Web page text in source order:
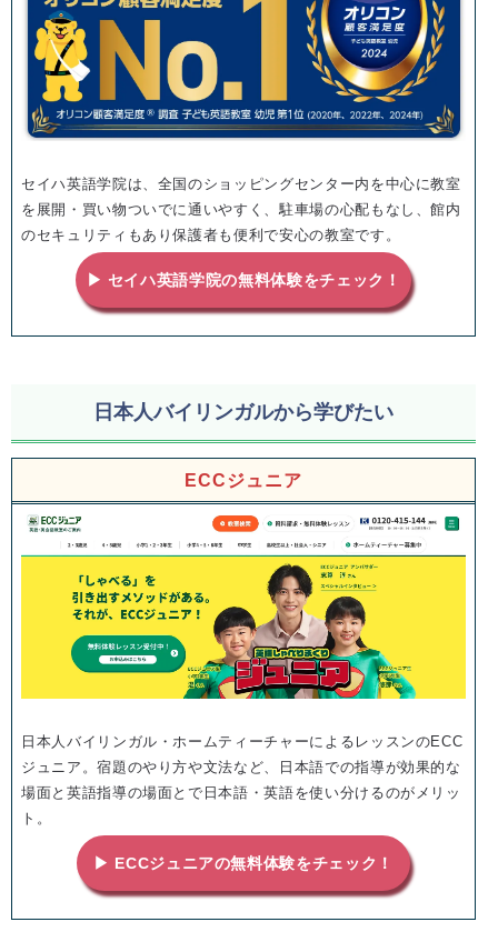
セイハ英語学院は、全国のショッピングセンター内を中心に教室
を展開・買い物ついでに通いやすく、駐車場の心配もなし、館内
のセキュリティもあり保護者も便利で安心の教室です。
▶ セイハ英語学院の無料体験をチェック！
日本人バイリンガルから学びたい
ECCジュニア
日本人バイリンガル・ホームティーチャーによるレッスンのECC
ジュニア。宿題のやり方や文法など、日本語での指導が効果的な
場面と英語指導の場面とで日本語・英語を使い分けるのがメリッ
ト。
▶ ECCジュニアの無料体験をチェック！